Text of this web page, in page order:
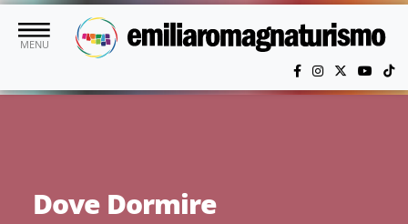
Vai al contenuto principale
MENU
Dove Dormire